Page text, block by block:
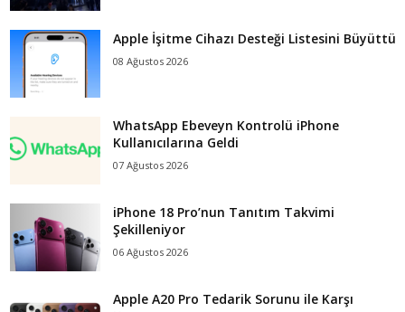
Apple İşitme Cihazı Desteği Listesini Büyüttü
08 Ağustos 2026
WhatsApp Ebeveyn Kontrolü iPhone
Kullanıcılarına Geldi
07 Ağustos 2026
iPhone 18 Pro’nun Tanıtım Takvimi
Şekilleniyor
06 Ağustos 2026
Apple A20 Pro Tedarik Sorunu ile Karşı